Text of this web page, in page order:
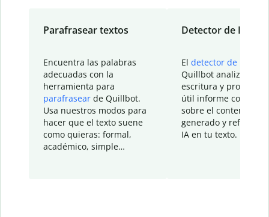
Parafrasear textos
Encuentra las palabras
adecuadas con la
herramienta para
parafrasear de Quillbot.
Usa nuestros modos para
hacer que el texto suene
como quieras: formal,
académico, simple…
Detector de IA
El detector de IA
Quillbot analiza tu
escritura y
útil informe con
sobre el contenido
generado y refinado
IA en tu texto.